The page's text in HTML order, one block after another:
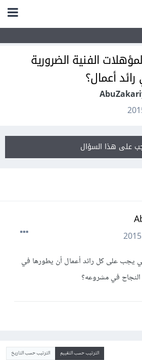
الفنية الضرورية
أعمال؟
على هذا السؤال
يجب على كل رائد أعمال أن يطورها في
في مشروعه؟
الترتيب حسب التقييم الترتيب حسب التاريخ